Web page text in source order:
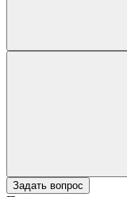
Задать вопрос